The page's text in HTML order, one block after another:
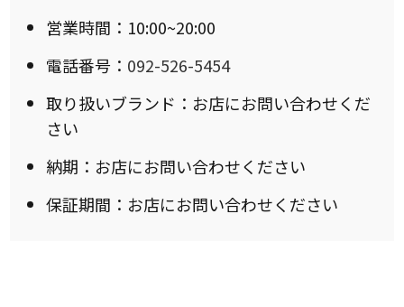
営業時間：10:00~20:00
電話番号： 092-526-5454
取り扱いブランド：お店にお問い合わせくだ
さい
納期：お店にお問い合わせください
保証期間：お店にお問い合わせください